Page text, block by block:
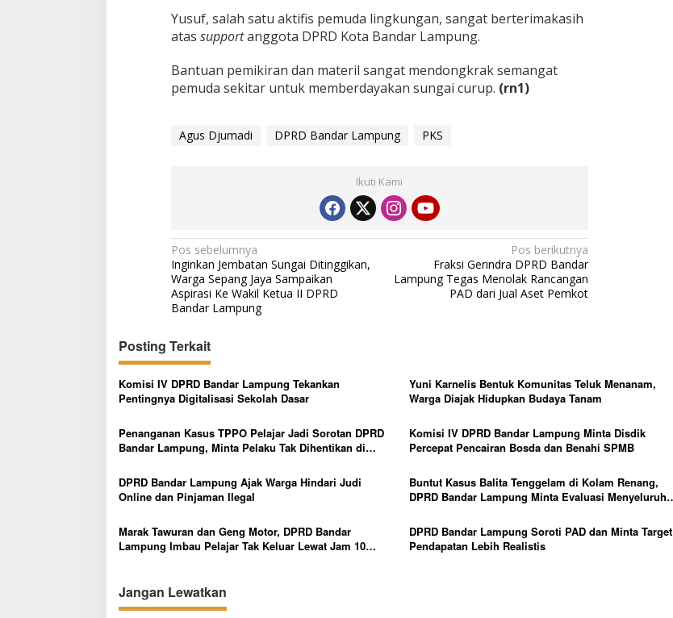
e
r
i
h
a
i
a
n
Yusuf, salah satu aktifis pemuda lingkungan, sangat berterimakasih
atas supportanggota DPRD Kota Bandar Lampung.
Bantuan pemikiran dan materil sangat mendongkrak semangat
pemuda sekitar untuk memberdayakan sungai curup. (rn1)
Agus Djumadi DPRD Bandar Lampung PKS
Ikuti Kami
N
a
v
i
g
a
s
i
p
o
s
Pos sebelumnya
Inginkan Jembatan Sungai Ditinggikan,
Warga Sepang Jaya Sampaikan
Aspirasi Ke Wakil Ketua II DPRD
Bandar Lampung
Pos berikutnya
Fraksi Gerindra DPRD Bandar
Lampung Tegas Menolak Rancangan
PAD dari Jual Aset Pemkot
Posting Terkait
Komisi IV DPRD Bandar Lampung Tekankan
Pentingnya Digitalisasi Sekolah Dasar
Yuni Karnelis Bentuk Komunitas Teluk Menanam,
Warga Diajak Hidupkan Budaya Tanam
Penanganan Kasus TPPO Pelajar Jadi Sorotan DPRD
Bandar Lampung, Minta Pelaku Tak Dihentikan di
Komisi IV DPRD Bandar Lampung Minta Disdik
Percepat Pencairan Bosda dan Benahi SPMB
DPRD Bandar Lampung Ajak Warga Hindari Judi
Online dan Pinjaman Ilegal
Buntut Kasus Balita Tenggelam di Kolam Renang,
DPRD Bandar Lampung Minta Evaluasi Menyeluruh
Marak Tawuran dan Geng Motor, DPRD Bandar
Lampung Imbau Pelajar Tak Keluar Lewat Jam 10
DPRD Bandar Lampung Soroti PAD dan Minta Target
Pendapatan Lebih Realistis
Jangan Lewatkan